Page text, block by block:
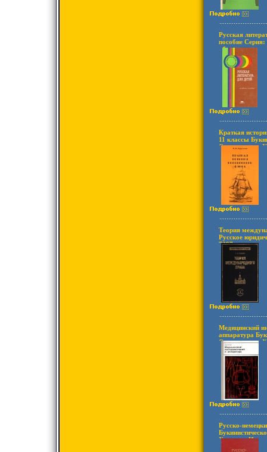
Русская
пособие Серия:
образование
Краткая
11 классы
Сохранность:
Мягкая
экз Формат:
инфо 7293s.
Теория
Русское
7297s.
Медицинский
аппаратура
Сохранность:
Медицина,
стр Тираж:
(~130х205 мм)
Русско-
Хорошая